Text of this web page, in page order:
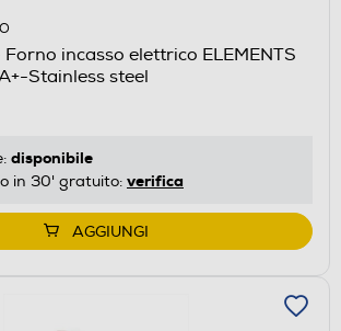
incasso elettrico ELEMENTS
Stainless steel
disponibile
in 30' gratuito: verifica
AGGIUNGI